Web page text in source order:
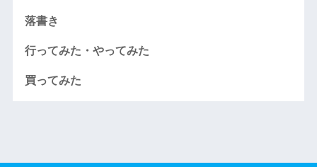
落書き
行ってみた・やってみた
買ってみた